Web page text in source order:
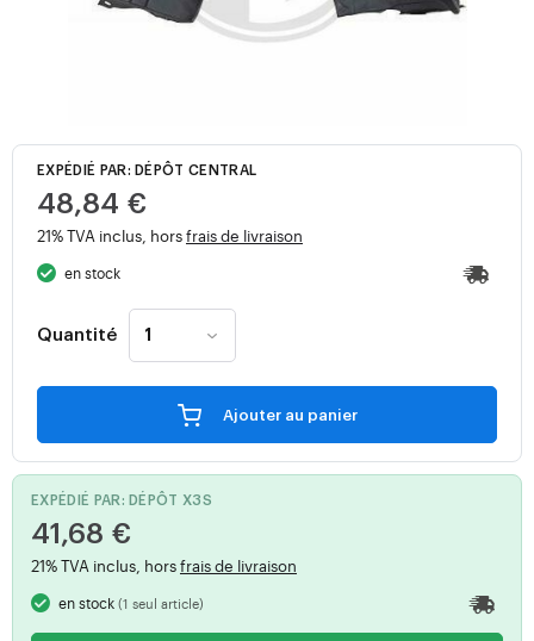
EXPÉDIÉ PAR: DÉPÔT CENTRAL
48,84 €
21% TVA inclus, horsfrais de livraison
en stock
Quantité
Ajouter au panier
EXPÉDIÉ PAR: DÉPÔT X3S
41,68 €
21% TVA inclus, horsfrais de livraison
en stock(1 seul article)